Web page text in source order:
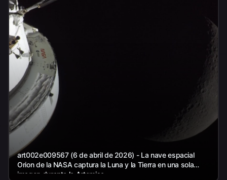
art002e009567 (6 de abril de 2026) - La nave espacial
Orion de la NASA captura la Luna y la Tierra en una sola
imagen durante la Artemisa...